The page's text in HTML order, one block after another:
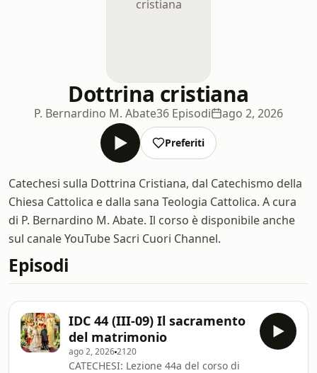
Dottrina cristiana
P. Bernardino M. Abate36 Episodi ago 2, 2026
Preferiti
Catechesi sulla Dottrina Cristiana, dal Catechismo della
Chiesa Cattolica e dalla sana Teologia Cattolica. A cura
di P. Bernardino M. Abate. Il corso è disponibile anche
sul canale YouTube Sacri Cuori Channel.
Episodi
IDC 44 (III-09) Il sacramento
del matrimonio
ago 2, 20262120
CATECHESI: Lezione 44a del corso di